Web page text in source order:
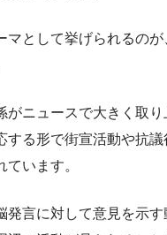
マとして挙げられるの
がニュースで大きく取り
する形で街宣活動や抗
います。
発言に対して意見を示す